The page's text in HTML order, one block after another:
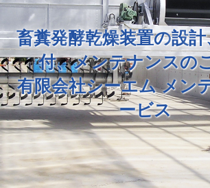
畜糞発酵乾燥装置の設計
付、メンテナンスの
有限会社シーエム メン
ービス